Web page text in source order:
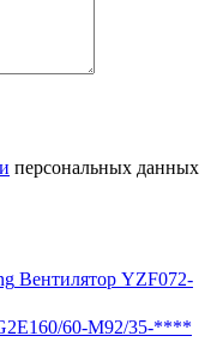
персональных данных
Вентилятор YZF072-